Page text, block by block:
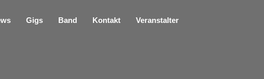
Gigs Band Kontakt Veranstalter